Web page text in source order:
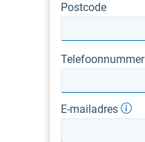
Postcode
Telefoonnummer
E-mailadres